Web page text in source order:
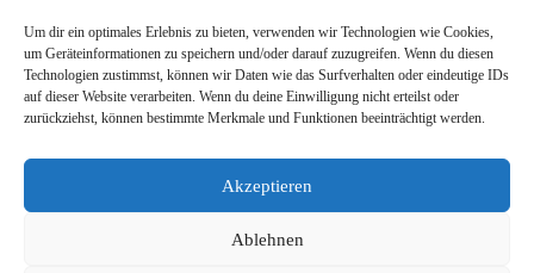
Um dir ein optimales Erlebnis zu bieten, verwenden wir Technologien wie Cookies,
um Geräteinformationen zu speichern und/oder darauf zuzugreifen. Wenn du diesen
Technologien zustimmst, können wir Daten wie das Surfverhalten oder eindeutige IDs
auf dieser Website verarbeiten. Wenn du deine Einwilligung nicht erteilst oder
zurückziehst, können bestimmte Merkmale und Funktionen beeinträchtigt werden.
Akzeptieren
Ablehnen
Google Unternehmensprofil
Backlink-Aufbau
AI-Chatbot
Informationen